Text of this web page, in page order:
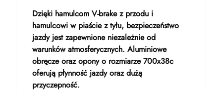
Dzięki hamulcom V-brake z przodu i
hamulcowi w piaście z tyłu, bezpieczeństwo
jazdy jest zapewnione niezależnie od
warunków atmosferycznych. Aluminiowe
obręcze oraz opony o rozmiarze 700x38c
oferują płynność jazdy oraz dużą
przyczepność.